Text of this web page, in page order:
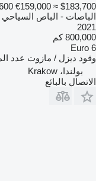
€159,000 ≈ $183,700
الباصات - الباص السياحي
2021
800,000 كم
Euro 6
وقود ديزل / مازوت عدد
بولندا، Krakow
الاتصال بالبائع